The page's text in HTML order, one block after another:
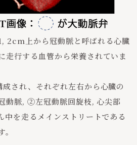
2cm上から冠動脈と呼ばれる心臓
走行する血管から栄養されていま
され、それぞれ左右から心臓の
動脈, ②左冠動脈回旋枝, 心尖部
を走るメインストリートである